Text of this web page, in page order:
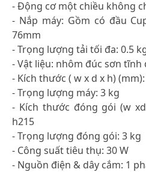
- Động cơ một chiều không
- Nắp máy: Gồm có đầu
76mm
- Trọng lượng tải tối đa: 0.5
- Vật liệu: nhôm đúc sơn tĩnh
- Kích thước ( w x d x h)
- Trọng lượng máy: 3 kg
- Kích thước đóng gói (w
h215
- Trọng lượng đóng gói: 3 kg
- Công suất tiêu thụ: 30 W
- Nguồn điện & dây cắm: 1